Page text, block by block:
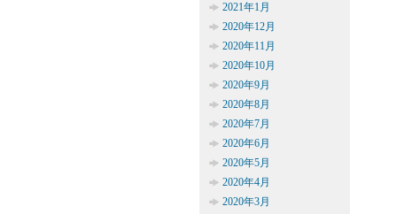
2021年1月
2020年12月
2020年11月
2020年10月
2020年9月
2020年8月
2020年7月
2020年6月
2020年5月
2020年4月
2020年3月